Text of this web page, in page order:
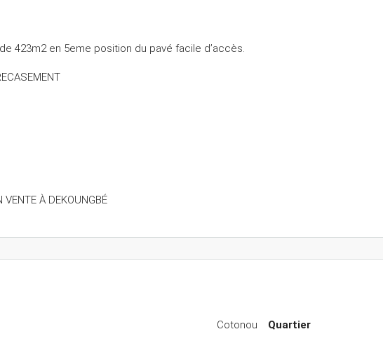
423m2 en 5eme position du pavé facile d’accès.
VENTE À DEKOUNGBÉ
Cotonou Quartier